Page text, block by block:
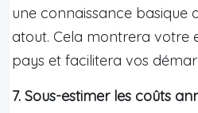
une connaissance basique
atout. Cela montrera votre
pays et facilitera vos
7. Sous-estimer les coûts